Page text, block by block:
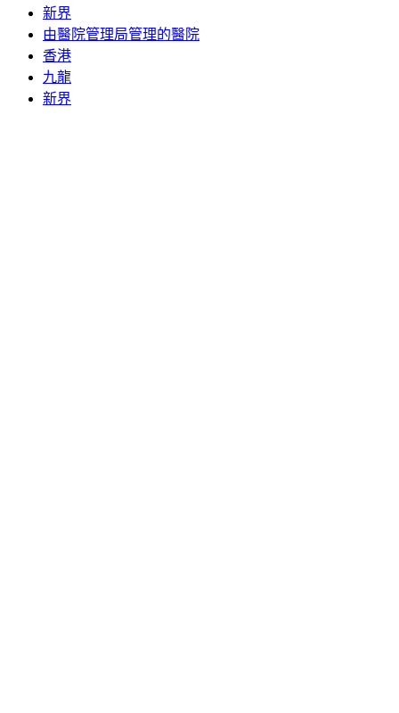
新界
由醫院管理局管理的醫院
香港
九龍
新界